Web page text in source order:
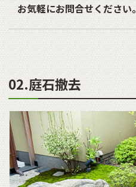
お気軽にお問合せください。
02.庭石撤去